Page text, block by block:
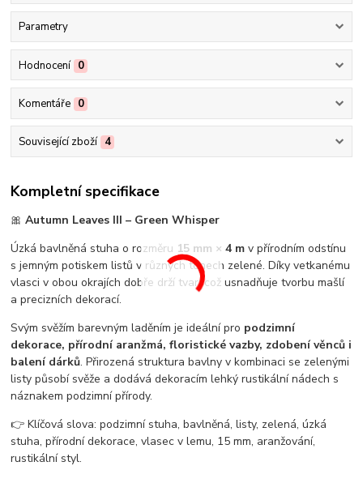
Parametry
Hodnocení 0
Komentáře 0
Související zboží 4
Kompletní specifikace
🎀Autumn Leaves III – Green Whisper
Úzká bavlněná stuha o rozměru 15 mm × 4 m v přírodním odstínu
s jemným potiskem listů v různých tónech zelené. Díky vetkanému
vlasci v obou okrajích dobře drží tvar, což usnadňuje tvorbu mašlí
a precizních dekorací.
Svým svěžím barevným laděním je ideální pro podzimní
dekorace, přírodní aranžmá, floristické vazby, zdobení věnců i
balení dárků. Přirozená struktura bavlny v kombinaci se zelenými
listy působí svěže a dodává dekoracím lehký rustikální nádech s
náznakem podzimní přírody.
👉 Klíčová slova: podzimní stuha, bavlněná, listy, zelená, úzká
stuha, přírodní dekorace, vlasec v lemu, 15 mm, aranžování,
rustikální styl.